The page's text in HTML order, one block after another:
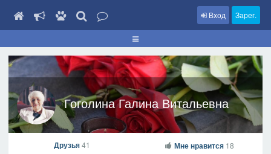
Вход Зарег.
Гоголина Галина Витальевна
Друзья41 Мне нравится 18